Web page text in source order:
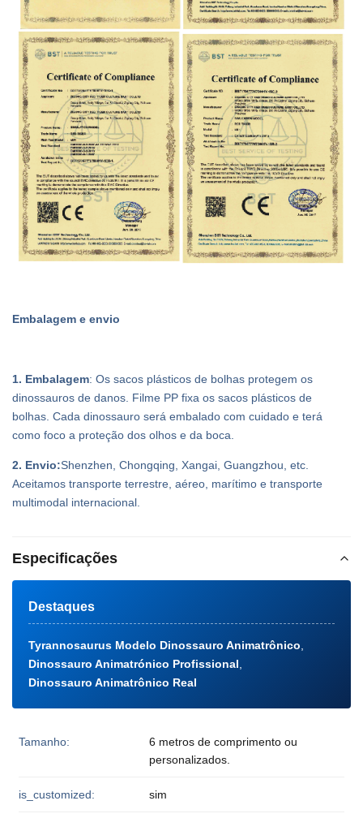
Embalagem e envio
1. Embalagem: Os sacos plásticos de bolhas protegem os
dinossauros de danos. Filme PP fixa os sacos plásticos de
bolhas. Cada dinossauro será embalado com cuidado e terá
como foco a proteção dos olhos e da boca.
2. Envio:Shenzhen, Chongqing, Xangai, Guangzhou, etc.
Aceitamos transporte terrestre, aéreo, marítimo e transporte
multimodal internacional.
Especificações
Destaques
Tyrannosaurus Modelo Dinossauro Animatrônico
Dinossauro Animatrónico Profissional
Dinossauro Animatrônico Real
Tamanho:
6 metros de comprimento ou
personalizados.
is_customized: sim